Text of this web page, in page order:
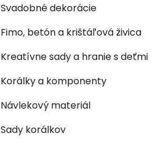
Svadobné dekorácie
Fimo, betón a krištáľová živica
Kreatívne sady a hranie s deťmi
Korálky a komponenty
Návlekový materiál
Sady korálkov